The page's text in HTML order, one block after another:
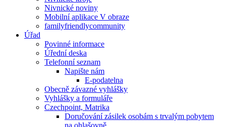
Nivnické noviny
Mobilní aplikace V obraze
familyfriendlycommunity
Úřad
Povinné informace
Úřední deska
Telefonní seznam
Napište nám
E-podatelna
Obecně závazné vyhlášky
Vyhlášky a formuláře
Czechpoint, Matrika
Doručování zásilek osobám s trvalým pobytem
na ohlašovně